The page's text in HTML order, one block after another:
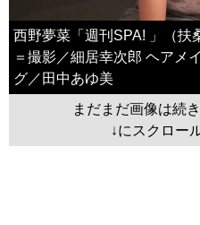
西野夢菜「週刊SPA! 」（扶
＝撮影／細居幸次郎 ヘアメ
グ／田中あゆ美
まだまだ画像は続
↓にスクロー